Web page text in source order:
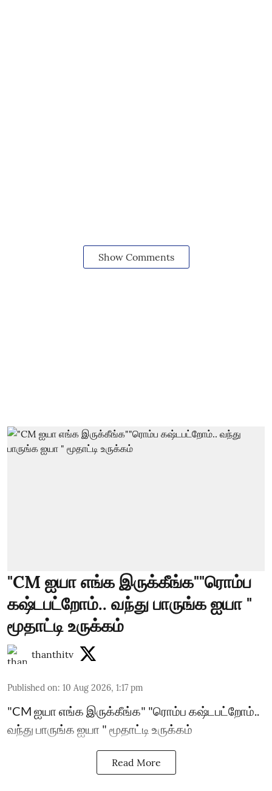
Show Comments
"CM ஐயா எங்க இருக்கீங்க""ரொம்ப
கஷ்டபட்றோம்.. வந்து பாருங்க ஐயா "
மூதாட்டி உருக்கம்
thanthitv
Published on: 10 Aug 2026, 1:17 pm
"CM ஐயா எங்க இருக்கீங்க" "ரொம்ப கஷ்டபட்றோம்..
வந்து பாருங்க ஐயா " மூதாட்டி உருக்கம்
Read More